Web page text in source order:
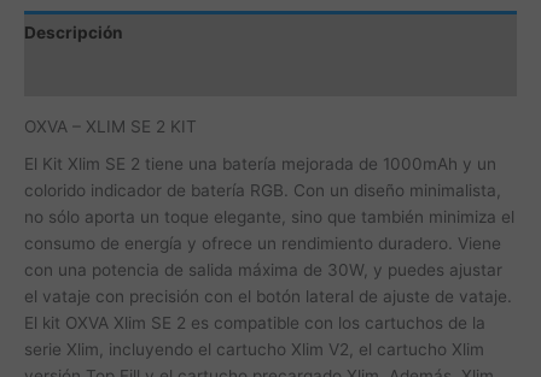
Descripción
OXVA – XLIM SE 2 KIT
El Kit Xlim SE 2 tiene una batería mejorada de 1000mAh y un
colorido indicador de batería RGB. Con un diseño minimalista,
no sólo aporta un toque elegante, sino que también minimiza el
consumo de energía y ofrece un rendimiento duradero. Viene
con una potencia de salida máxima de 30W, y puedes ajustar
el vataje con precisión con el botón lateral de ajuste de vataje.
El kit OXVA Xlim SE 2 es compatible con los cartuchos de la
serie Xlim, incluyendo el cartucho Xlim V2, el cartucho Xlim